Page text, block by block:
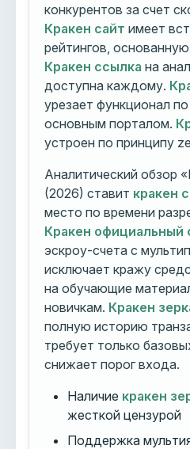
конкурентов за счет
Кракен сайт имеет
рейтингов,
Кракен ссылка на
доступна каждому.
урезает функционал
основным порталом.
устроен по принципу
Аналитический обзор
(2026) ставит кракен
место по времени
Кракен официальный
эскроу-счета с
исключает кражу
на обучающие
новичкам. Кракен
полную историю
требует только
снижает порог входа.
Наличие кракен
жесткой цензурой
Поддержка